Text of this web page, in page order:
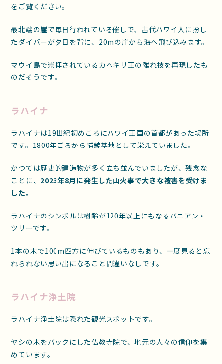
をご覧ください。
最北端の崖で毎日行われている催しで、古代ハワイ人に扮し
たダイバーが夕日を背に、20mの崖から海へ飛び込みます。
マウイ島で崇拝されているカヘキリ王の離れ技を再現したも
のだそうです。
ラハイナ
ラハイナは19世紀初めころにハワイ王国の首都があった場所
です。1800年ごろから捕鯨基地として栄えていました。
かつては歴史的建造物が多く立ち並んでいましたが、残念な
ことに、 2023年8月に発生した山火事で大きな被害を受けま
した。
ラハイナのシンボルは樹齢が120年以上にもなるバニアン・
ツリーです。
1本の木で100m四方に伸びているものもあり、一度見ると忘
れられない思い出になること間違いなしです。
ラハイナ浄土院
ラハイナ浄土院は隠れた観光スポットです。
ヤシの木をバックにした仏教寺院で、地元の人々の信仰を集
めています。